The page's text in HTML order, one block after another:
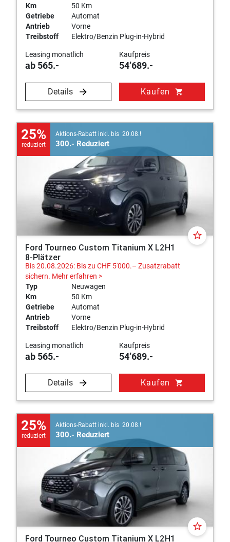
Km
50 Km
Getriebe
Automat
Antrieb
Vorne
Treibstoff
Elektro/Benzin Plug-in-Hybrid
Leasing monatlich
ab 565.-
Kaufpreis
54’689.-
Details Kaufen shopping_cart
25%
reduziert
Aktions-Rabatt inkl. bis 20.08.!
300.- Reduziert
star_border
Ford Tourneo Custom Titanium X L2H1
8-Plätzer
Bis 20.08.2026: Bis zu CHF 5'000.– Zusatzrabatt
sichern. Mehr erfahren >
Typ
Neuwagen
Km
50 Km
Getriebe
Automat
Antrieb
Vorne
Treibstoff
Elektro/Benzin Plug-in-Hybrid
Leasing monatlich
ab 565.-
Kaufpreis
54’689.-
Details Kaufen shopping_cart
25%
reduziert
Aktions-Rabatt inkl. bis 20.08.!
300.- Reduziert
star_border
Ford Tourneo Custom Titanium X L2H1